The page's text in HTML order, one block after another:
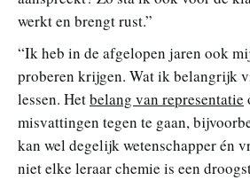
werkt en brengt rust.”
“Ik heb in de afgelopen jaren ook
proberen krijgen. Wat ik belangrijk
lessen. Hetbelang van representatie
misvattingen tegen te gaan,
kan wel degelijk wetenschapper én
niet elke leraar chemie is een